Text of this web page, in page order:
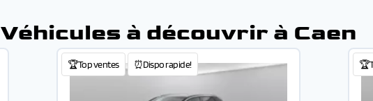
Véhicules à découvrir à Caen
🏆Top ventes ⏰Dispo rapide!